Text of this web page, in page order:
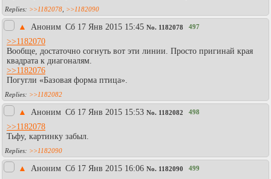
>>1182078 >>1182090
▲ Аноним Сб 17 Янв 2015 15:45 No. 1182078 497
>>1182070
Вообще, достаточно согнуть вот эти линии. Просто пригинай края
квадрата к диагоналям.
>>1182076
Погугли «Базовая форма птица».
>>1182082
▲ Аноним Сб 17 Янв 2015 15:53 No. 1182082 498
>>1182078
Тьфу, картинку забыл.
>>1182090
▲ Аноним Сб 17 Янв 2015 16:06 No. 1182090 499